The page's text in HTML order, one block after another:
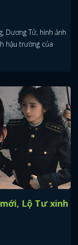
Dương Tử, hình ảnh
hậu trường của
Lộ Tư xinh